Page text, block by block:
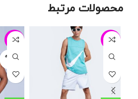
محصولات مرتبط
-29%
-7%
فروخته